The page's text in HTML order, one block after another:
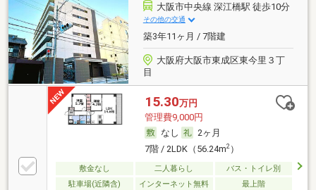
大阪市中央線 深江橋駅 徒歩10分
その他の交通
築3年11ヶ月 / 7階建
大阪府大阪市東成区東今里３丁
目
15.30万円
管理費9,000円
なし
2ヶ月
7階 / 2LDK（56.24m2）
敷金なし 二人暮らし
バス・トイレ別
駐車場(近隣含)
インターネット無料 最上階